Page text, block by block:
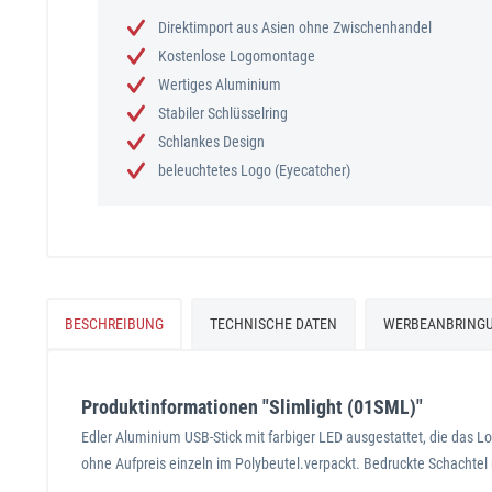
Direktimport aus Asien ohne Zwischenhandel
Kostenlose Logomontage
Wertiges Aluminium
Stabiler Schlüsselring
Schlankes Design
beleuchtetes Logo (Eyecatcher)
BESCHREIBUNG TECHNISCHE DATEN
Produktinformationen "Slimlight (01SML)"
Edler Aluminium USB-Stick mit farbiger LED ausgestattet, die das
ohne Aufpreis einzeln im Polybeutel.verpackt. Bedruckte